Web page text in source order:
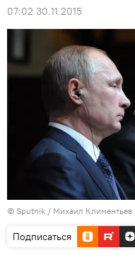
07:02 30.11.2015
© Sputnik / Михаил Климентьев
Подписаться